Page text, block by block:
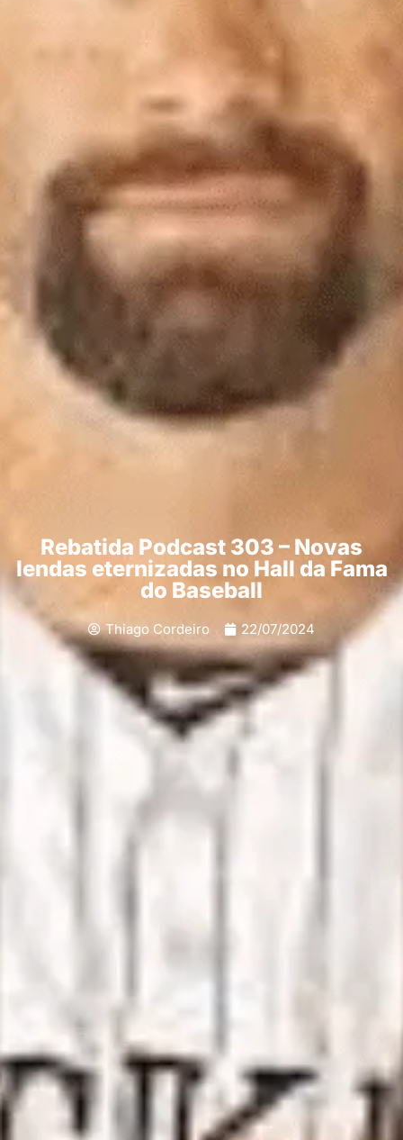
Rebatida Podcast 303 – Novas
lendas eternizadas no Hall da Fama
do Baseball
Thiago Cordeiro 22/07/2024